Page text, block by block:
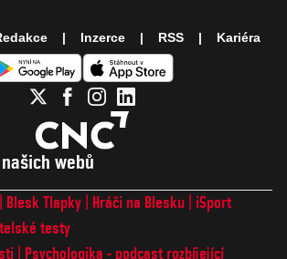
webů
Blesk Tlapky Hráči na Blesku
iSport
testy
Psychologika - podcast rozbíjející
Inzerce RSS Kariéra